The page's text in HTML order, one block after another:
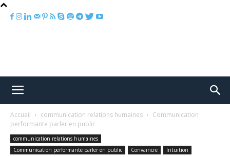
Accueil communication relations humaines
Communication
performante parler en public
communication relations humaines
Communication performante parler en public
Convaincre
Intuition